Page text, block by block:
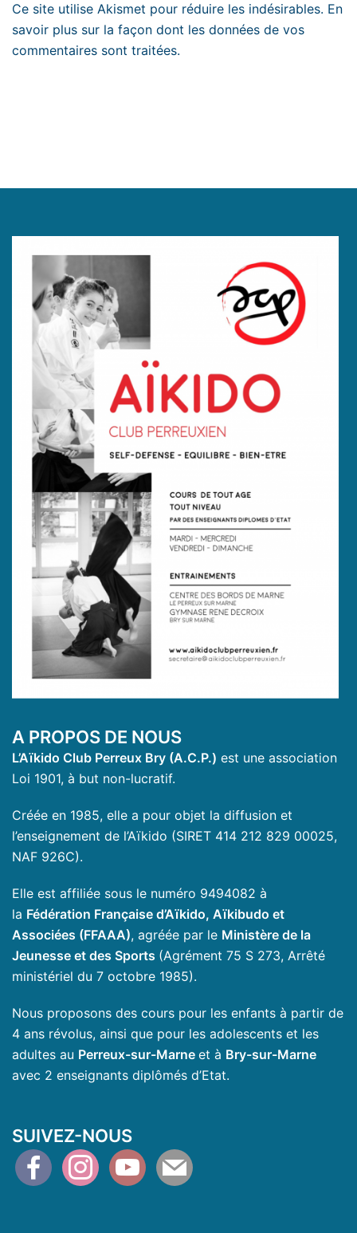
Ce site utilise Akismet pour réduire les indésirables. En
savoir plus sur la façon dont les données de vos
commentaires sont traitées.
A PROPOS DE NOUS
L’Aïkido Club Perreux Bry (A.C.P.) est une association
Loi 1901, à but non-lucratif.
Créée en 1985, elle a pour objet la diffusion et
l’enseignement de l’Aïkido (SIRET 414 212 829 00025,
NAF 926C).
Elle est affiliée sous le numéro 9494082 à
la Fédération Française d’Aïkido, Aïkibudo et
Associées (FFAAA), agréée par le Ministère de la
Jeunesse et des Sports (Agrément 75 S 273, Arrêté
ministériel du 7 octobre 1985).
Nous proposons des cours pour les enfants à partir de
4 ans révolus, ainsi que pour les adolescents et les
adultes au Perreux-sur-Marne et à Bry-sur-Marne
avec 2 enseignants diplômés d’Etat.
SUIVEZ-NOUS
facebookinstagramyoutubemail